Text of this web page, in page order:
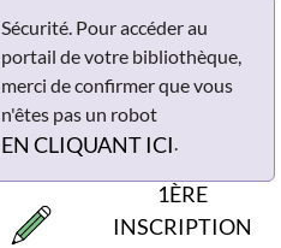
Sécurité. Pour accéder au
portail de votre bibliothèque,
merci de confirmer que vous
n'êtes pas un robot
EN CLIQUANT ICI.
1ÈRE
INSCRIPTION